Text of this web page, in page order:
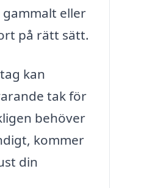
eller
på rätt sätt.
kan
tak för
behöver
kommer
din